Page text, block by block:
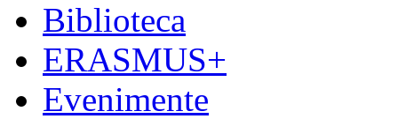
Biblioteca
ERASMUS+
Evenimente